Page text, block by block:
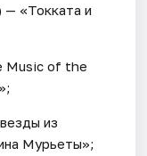
— «Токката и
Music of the
из
Мурьеты»;